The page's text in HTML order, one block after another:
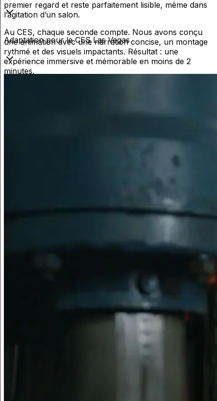
premier regard et reste parfaitement lisible, même dans
l’agitation d’un salon.
Au CES, chaque seconde compte. Nous avons conçu
une animation avec une narration concise, un montage
rythmé et des visuels impactants. Résultat : une
expérience immersive et mémorable en moins de 2
minutes.
Adaptation pour le CES Las Vegas
- Visuel ? Efficace et compréhensible en un clin d’œil.
- Message ? Une technologie qui change la donne pour